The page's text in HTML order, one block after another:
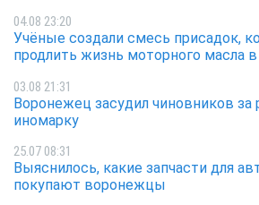
04.08 23:20
Учёные создали смесь присадок,
продлить жизнь моторного масла в
03.08 21:31
Воронежец засудил чиновников за
иномарку
25.07 08:31
Выяснилось, какие запчасти для
покупают воронежцы